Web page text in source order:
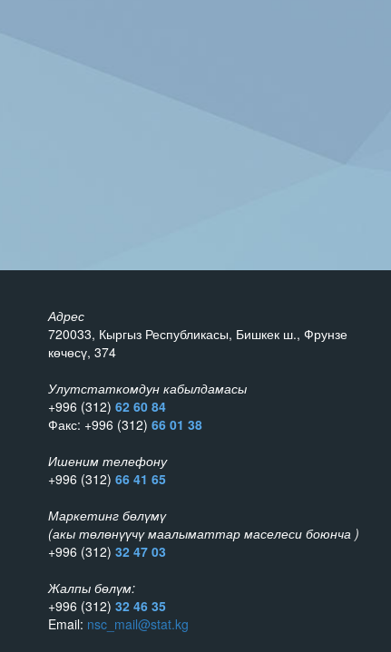
Адрес
720033, Кыргыз Республикасы, Бишкек ш., Фрунзе
көчөсү, 374
Улутстаткомдун кабылдамасы
+996 (312) 62 60 84
Факс: +996 (312) 66 01 38
Ишеним телефону
+996 (312) 66 41 65
Маркетинг бөлүмү
(акы төлөнүүчү маалыматтар маселеси боюнча )
+996 (312) 32 47 03
Жалпы бөлүм:
+996 (312) 32 46 35
Email: nsc_mail@stat.kg